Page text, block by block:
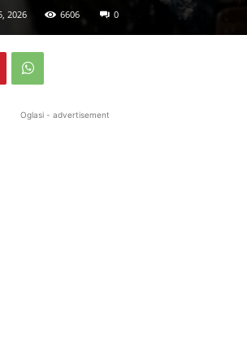
2026 6606 0
Oglasi - advertisement